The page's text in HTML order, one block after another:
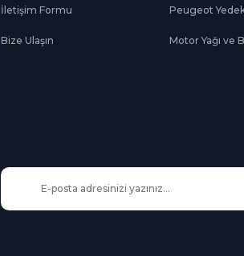
Gönder
İletişim Formu
Bize Ulaşın
Peugeot
Motor Yağı ve